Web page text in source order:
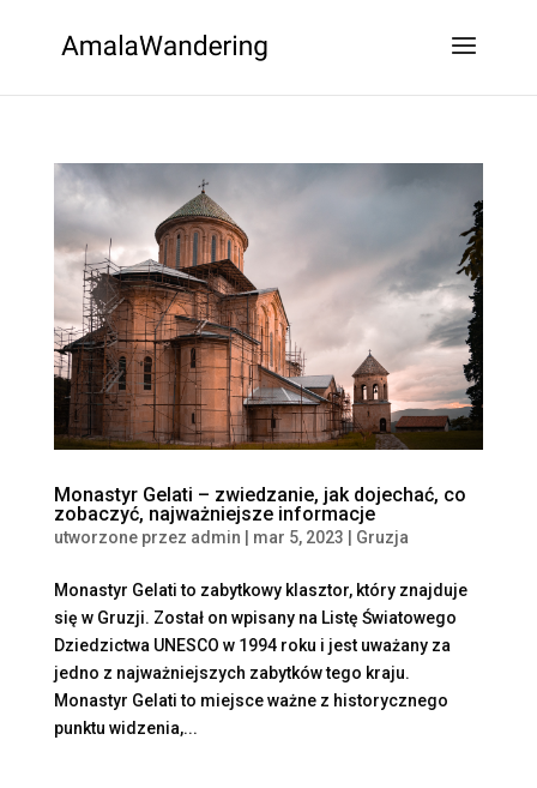
Monastyr Gelati – zwiedzanie, jak dojechać, co
zobaczyć, najważniejsze informacje
utworzone przez admin mar 5, 2023 Gruzja
Monastyr Gelati to zabytkowy klasztor, który znajduje
się w Gruzji. Został on wpisany na Listę Światowego
Dziedzictwa UNESCO w 1994 roku i jest uważany za
jedno z najważniejszych zabytków tego kraju.
Monastyr Gelati to miejsce ważne z historycznego
punktu widzenia,...